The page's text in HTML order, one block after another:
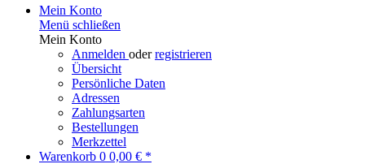
Mein Konto
Menü schließen
Mein Konto
Anmelden oderregistrieren
Übersicht
Persönliche Daten
Adressen
Zahlungsarten
Bestellungen
Merkzettel
Warenkorb 0 0,00 € *